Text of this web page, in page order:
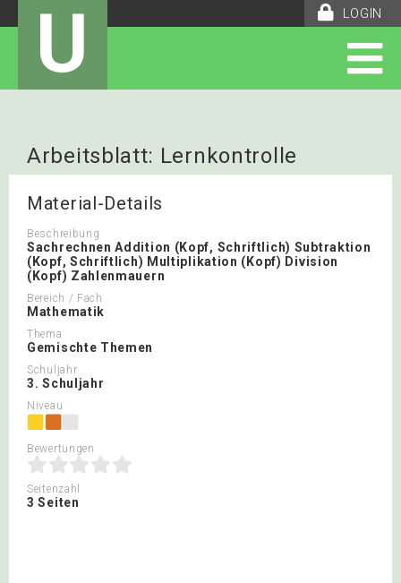
LOGIN
U
Arbeitsblatt: Lernkontrolle
Mathematik
Material-Details
Beschreibung
Sachrechnen Addition (Kopf, Schriftlich) Subtraktion
(Kopf, Schriftlich) Multiplikation (Kopf) Division
(Kopf) Zahlenmauern
Bereich / Fach
Mathematik
Thema
Gemischte Themen
Schuljahr
3. Schuljahr
Niveau
Bewertungen
Seitenzahl
3 Seiten